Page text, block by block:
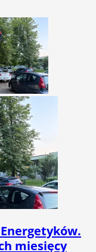
miesięcy